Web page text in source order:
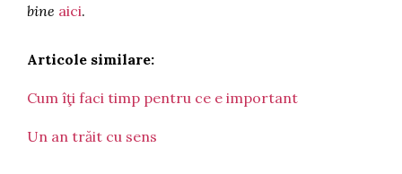
bine aici.
Articole similare:
Cum îţi faci timp pentru ce e important
Un an trăit cu sens